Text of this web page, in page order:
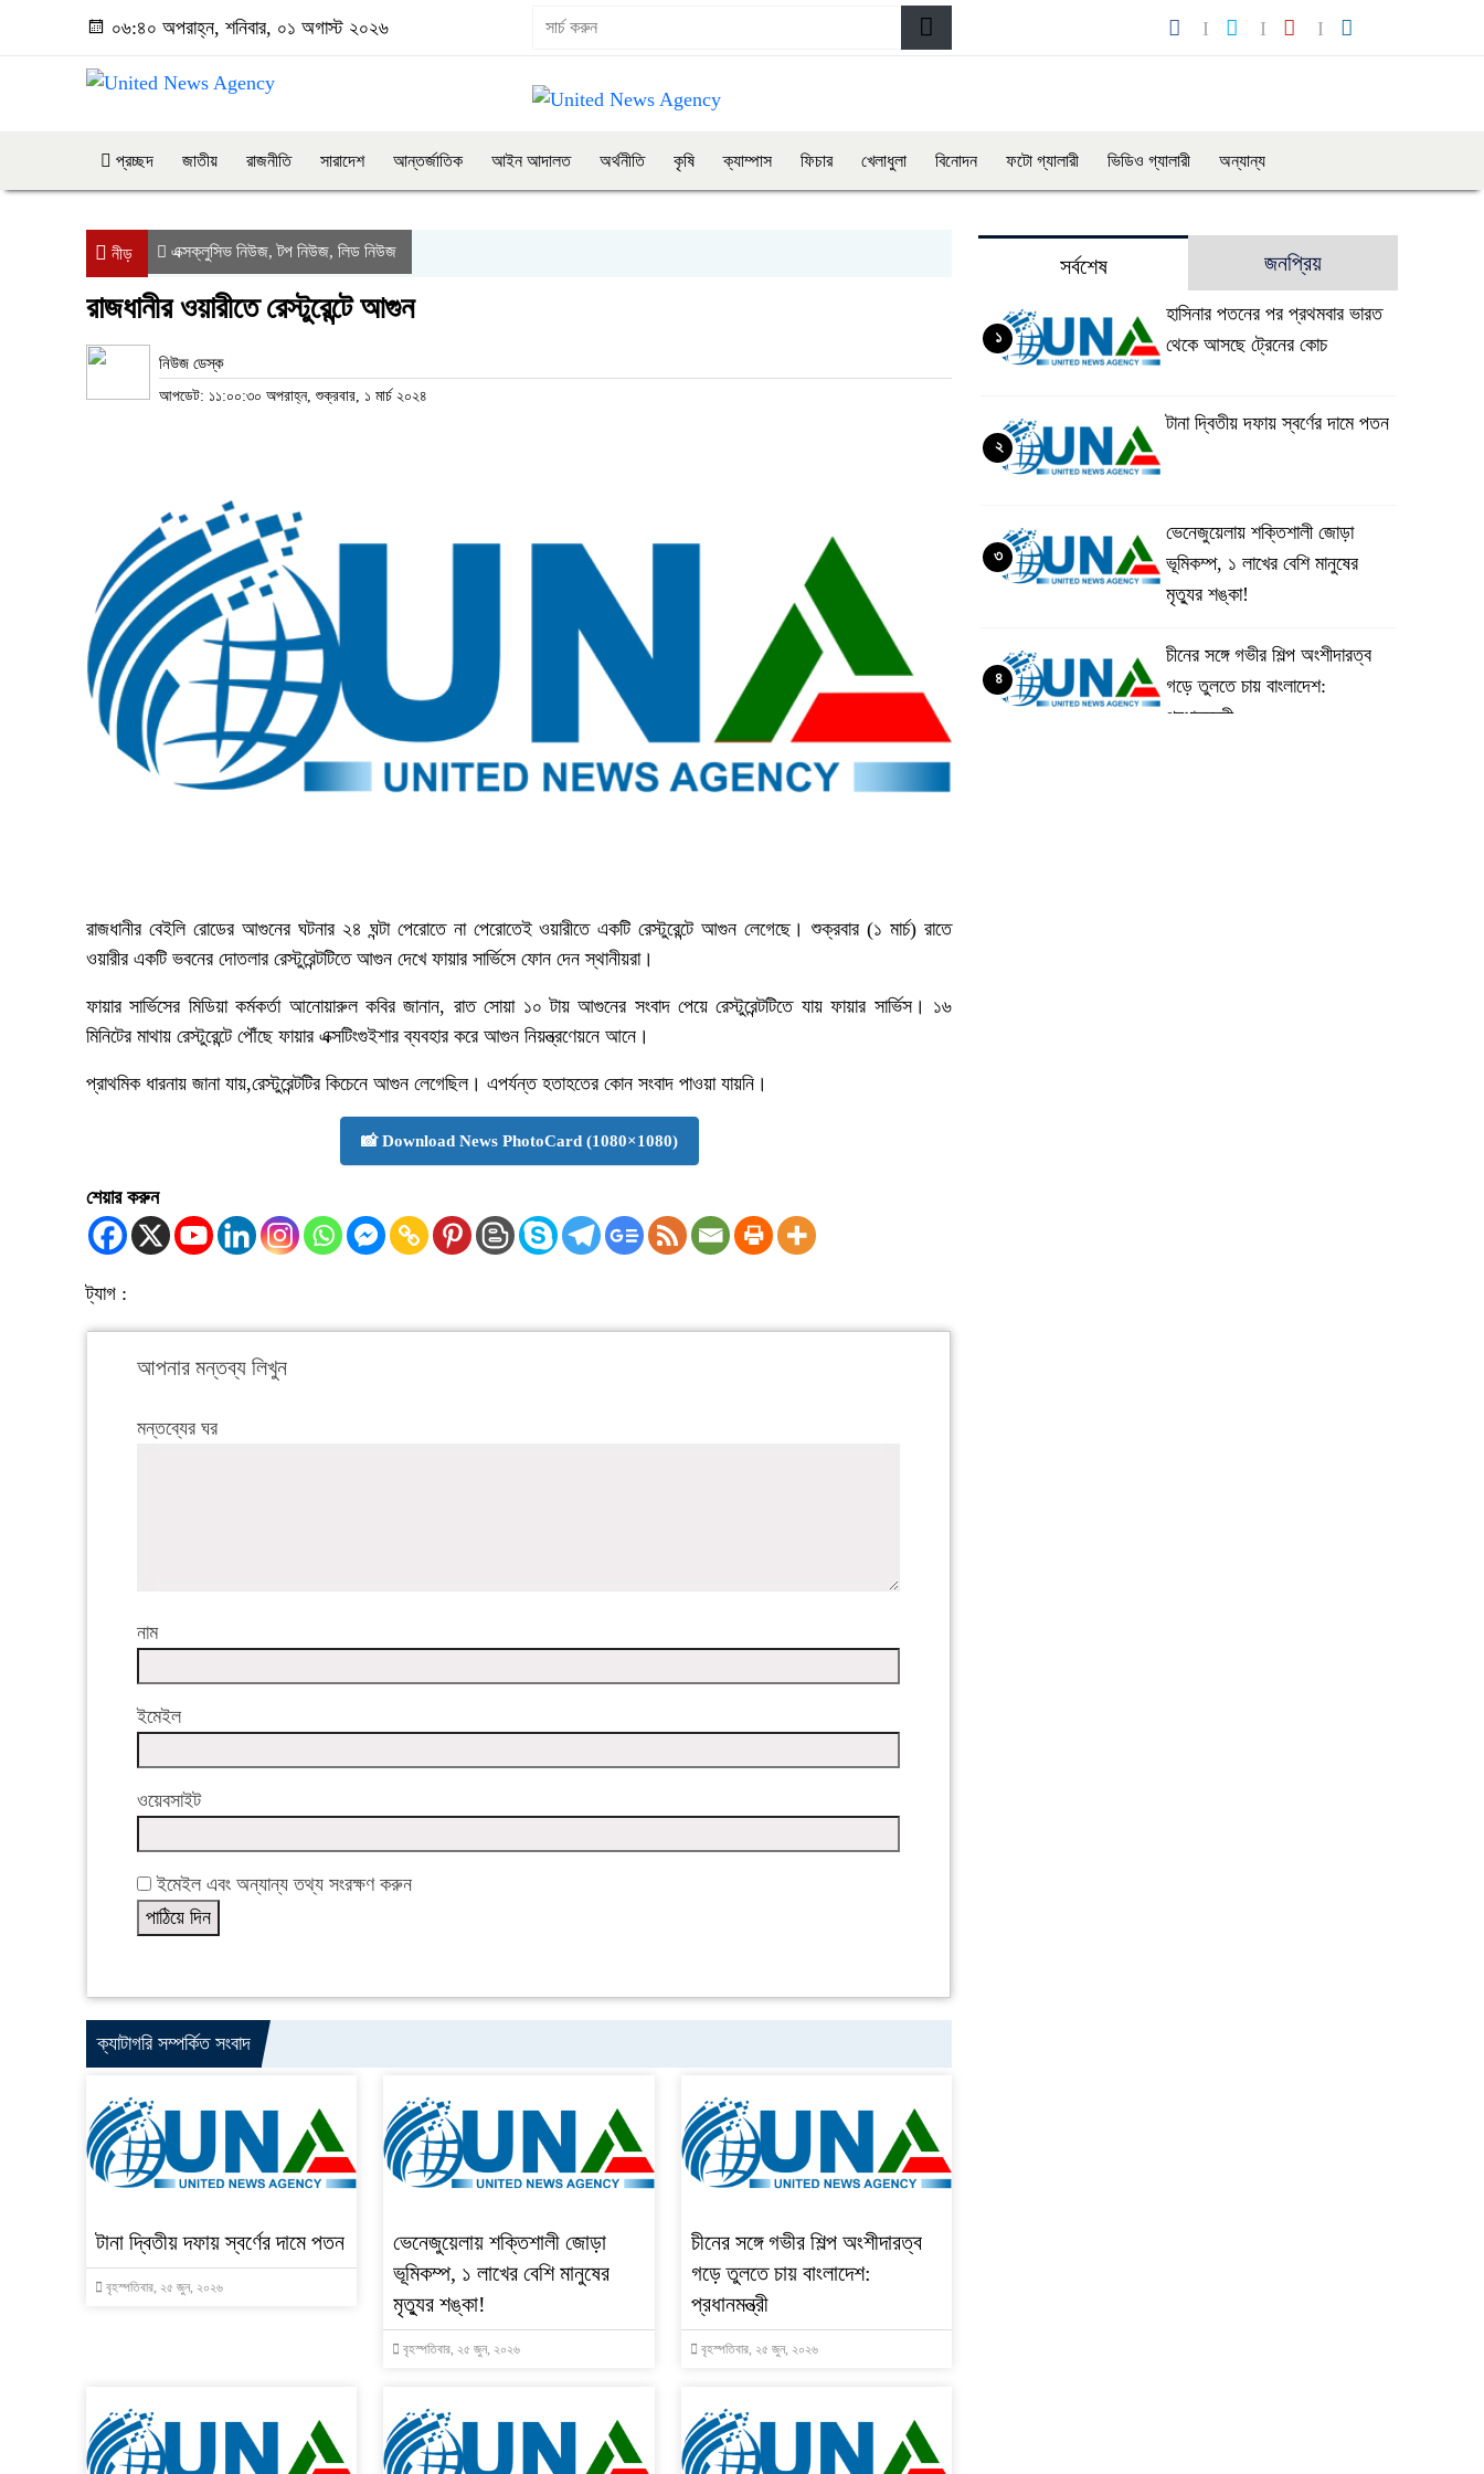
০৬:৪০ অপরাহ্ন, শনিবার, ০১ অগাস্ট ২০২৬
প্রচ্ছদ জাতীয় রাজনীতি সারাদেশ আন্তর্জাতিক আইন আদালত অর্থনীতি কৃষি ক্যাম্পাস ফিচার খেলাধুলা বিনোদন ফটো গ্যালারী ভিডিও গ্যালারী অন্যান্য
নীড় এক্সক্লুসিভ নিউজ,টপ নিউজ, লিড নিউজ
রাজধানীর ওয়ারীতে রেস্টুরেন্টে আগুন
নিউজ ডেস্ক
আপডেট: ১১:০০:৩০ অপরাহ্ন, শুক্রবার, ১ মার্চ ২০২৪
রাজধানীর বেইলি রোডের আগুনের ঘটনার ২৪ ঘন্টা পেরোতে না পেরোতেই ওয়ারীতে একটি রেস্টুরেন্টে আগুন লেগেছে। শুক্রবার (১ মার্চ) রাতে
ওয়ারীর একটি ভবনের দোতলার রেস্টুরেন্টটিতে আগুন দেখে ফায়ার সার্ভিসে ফোন দেন স্থানীয়রা।
ফায়ার সার্ভিসের মিডিয়া কর্মকর্তা আনোয়ারুল কবির জানান, রাত সোয়া ১০ টায় আগুনের সংবাদ পেয়ে রেস্টুরেন্টটিতে যায় ফায়ার সার্ভিস। ১৬
মিনিটের মাথায় রেস্টুরেন্টে পৌঁছে ফায়ার এক্সটিংগুইশার ব্যবহার করে আগুন নিয়ন্ত্রণেয়নে আনে।
প্রাথমিক ধারনায় জানা যায়,রেস্টুরেন্টটির কিচেনে আগুন লেগেছিল। এপর্যন্ত হতাহতের কোন সংবাদ পাওয়া যায়নি।
📸 Download News PhotoCard (1080×1080)
শেয়ার করুন
ট্যাগ :
আপনার মন্তব্য লিখুন
মন্তব্যের ঘর
নাম
ইমেইল
ওয়েবসাইট
ইমেইল এবং অন্যান্য তথ্য সংরক্ষণ করুন
ক্যাটাগরি সম্পর্কিত সংবাদ
টানা দ্বিতীয় দফায় স্বর্ণের দামে পতন
বৃহস্পতিবার, ২৫ জুন, ২০২৬
ভেনেজুয়েলায় শক্তিশালী জোড়া
ভূমিকম্প, ১ লাখের বেশি মানুষের
মৃত্যুর শঙ্কা!
বৃহস্পতিবার, ২৫ জুন, ২০২৬
চীনের সঙ্গে গভীর শিল্প অংশীদারত্ব
গড়ে তুলতে চায় বাংলাদেশ:
প্রধানমন্ত্রী
বৃহস্পতিবার, ২৫ জুন, ২০২৬
সর্বশেষ জনপ্রিয়
হাসিনার পতনের পর প্রথমবার ভারত
থেকে আসছে ট্রেনের কোচ
১
টানা দ্বিতীয় দফায় স্বর্ণের দামে পতন
২
ভেনেজুয়েলায় শক্তিশালী জোড়া
ভূমিকম্প, ১ লাখের বেশি মানুষের
মৃত্যুর শঙ্কা!
৩
চীনের সঙ্গে গভীর শিল্প অংশীদারত্ব
গড়ে তুলতে চায় বাংলাদেশ:
প্রধানমন্ত্রী
৪